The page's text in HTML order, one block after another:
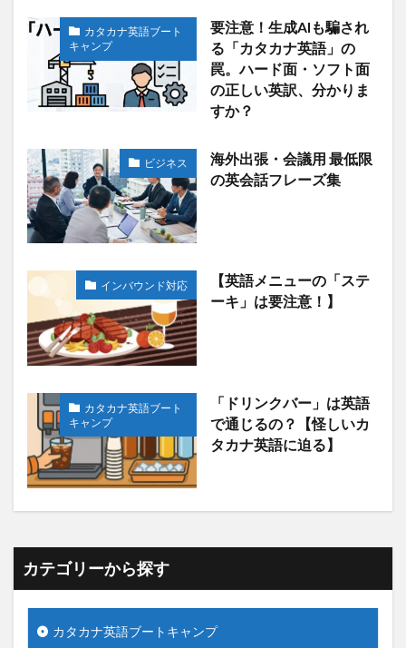
カタカナ英語ブート
キャンプ
要注意！生成AIも騙され
る「カタカナ英語」の
罠。ハード面・ソフト面
の正しい英訳、分かりま
すか？
ビジネス
海外出張・会議用 最低限
の英会話フレーズ集
インバウンド対応
【英語メニューの「ステ
ーキ」は要注意！】
カタカナ英語ブート
キャンプ
「ドリンクバー」は英語
で通じるの？【怪しいカ
タカナ英語に迫る】
カテゴリーから探す
カタカナ英語ブートキャンプ